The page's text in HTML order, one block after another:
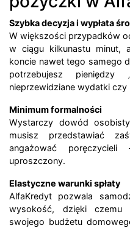
Szybka decyzja i wypłata
W większości przypadków
w ciągu kilkunastu minut,
koncie nawet tego samego
potrzebujesz
nieprzewidziane wydatki czy
Minimum formalności
Wystarczy dowód
musisz przedstawiać
angażować
uproszczony.
Elastyczne warunki spłaty
AlfaKredyt pozwala
wysokość, dzięki czemu
swojego budżetu